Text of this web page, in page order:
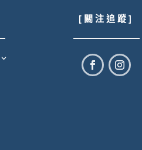
[ 關 注 追 蹤 ]